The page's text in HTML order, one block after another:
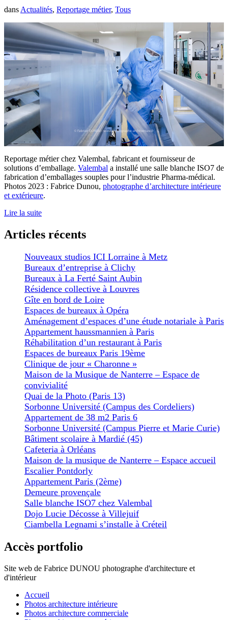
dans Actualités, Reportage métier, Tous
Reportage métier chez Valembal, fabricant et fournisseur de
solutions d’emballage. Valembal a installé une salle blanche ISO7 de
fabrication d’emballages souples pour l’industrie Pharma-médical.
Photos 2023 : Fabrice Dunou, photographe d’architecture intérieure
et extérieure.
Lire la suite
Articles récents
Nouveaux studios ICI Lorraine à Metz
Bureaux d’entreprise à Clichy
Bureaux à La Ferté Saint Aubin
Résidence collective à Louvres
Gîte en bord de Loire
Espaces de bureaux à Opéra
Aménagement d’espaces d’une étude notariale à Paris
Appartement haussmannien à Paris
Réhabilitation d’un restaurant à Paris
Espaces de bureaux Paris 19ème
Clinique de jour « Charonne »
Maison de la Musique de Nanterre – Espace de
convivialité
Quai de la Photo (Paris 13)
Sorbonne Université (Campus des Cordeliers)
Appartement de 38 m2 Paris 6
Sorbonne Université (Campus Pierre et Marie Curie)
Bâtiment scolaire à Mardié (45)
Cafeteria à Orléans
Maison de la musique de Nanterre – Espace accueil
Escalier Pontdorly
Appartement Paris (2ème)
Demeure provençale
Salle blanche ISO7 chez Valembal
Dojo Lucie Décosse à Villejuif
Ciambella Legnami s’installe à Créteil
Accès portfolio
Site web de Fabrice DUNOU photographe d'architecture et
d'intérieur
Accueil
Photos architecture intérieure
Photos architecture commerciale